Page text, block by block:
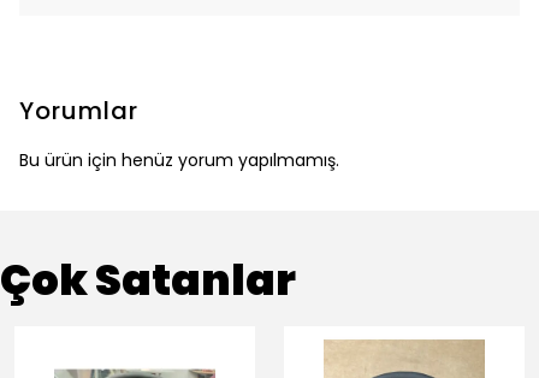
Yorumlar
Bu ürün için henüz yorum yapılmamış.
Çok Satanlar